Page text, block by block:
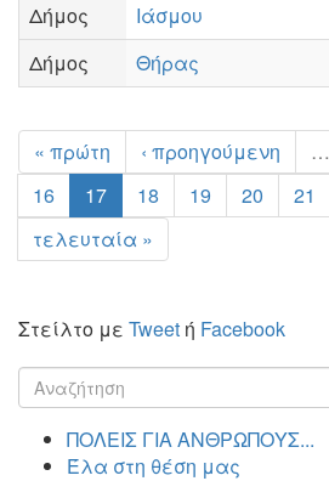
Δήμος
Ιάσμου
Δήμος
Θήρας
« πρώτη ‹ προηγούμενη …
16
17 18 19 20 21
τελευταία »
Στείλτο με Tweet ή Facebook
Φόρμα
αναζήτησης
ΠΟΛΕΙΣ ΓΙΑ ΑΝΘΡΩΠΟΥΣ...
Έλα στη θέση μας